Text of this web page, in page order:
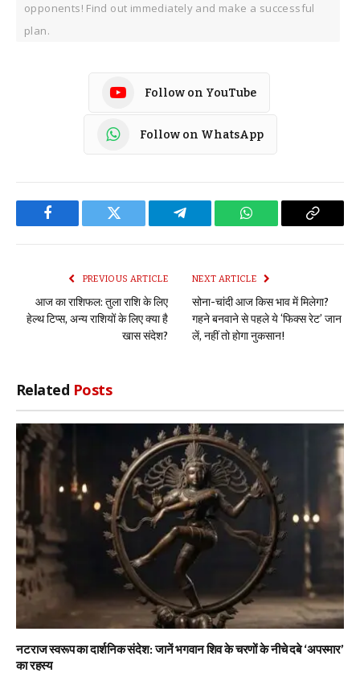
opponents! Find out immediately and make a successful
plan.
Follow on YouTube
Follow on WhatsApp
Facebook Twitter Telegram WhatsApp Copy
PREVIOUS ARTICLE
आज का राशिफल: तुला राशि के लिए
हेल्थ टिप्स, अन्य राशियों के लिए क्या है
खास संदेश?
NEXT ARTICLE
सोना-चांदी आज किस भाव में मिलेगा?
गहने बनवाने से पहले ये ‘फिक्स रेट’ जान
लें, नहीं तो होगा नुकसान!
Related Posts
नटराज स्वरूप का दार्शनिक संदेश: जानें भगवान शिव के चरणों के नीचे दबे ‘अपस्मार’
का रहस्य